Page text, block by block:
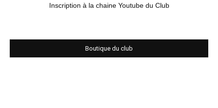
Inscription à la chaine Youtube du Club
Boutique du club